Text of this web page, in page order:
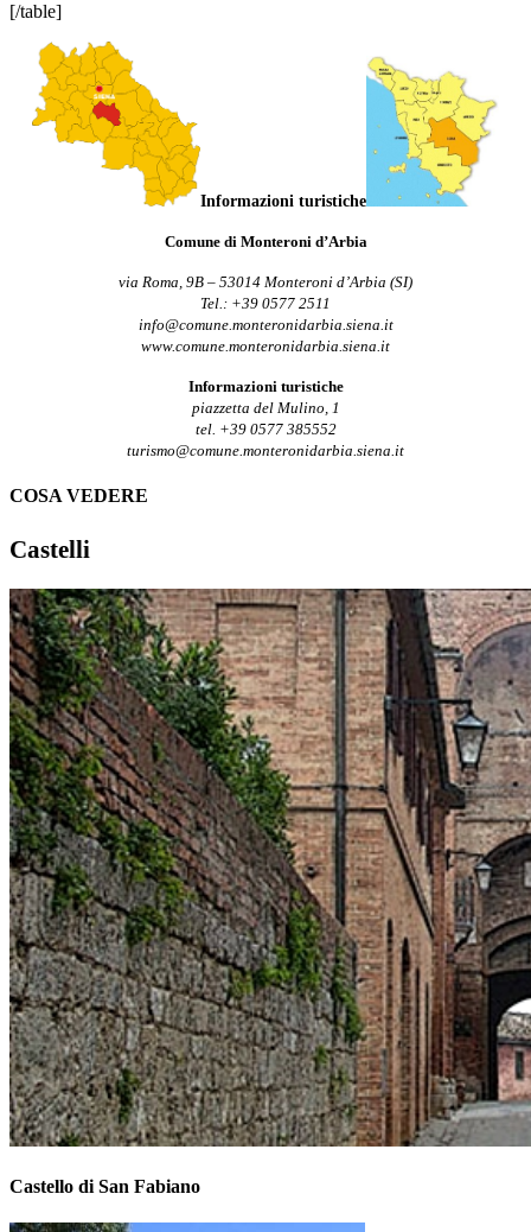
[/table]
Informazioni turistiche
Comune di Monteroni d’Arbia
via Roma, 9B – 53014 Monteroni d’Arbia (SI)
Tel.: +39 0577 2511
info@comune.monteronidarbia.siena.it
www.comune.monteronidarbia.siena.it
Informazioni turistiche
piazzetta del Mulino, 1
tel. +39 0577 385552
turismo@comune.monteronidarbia.siena.it
COSA VEDERE
Castelli
Castello di San Fabiano